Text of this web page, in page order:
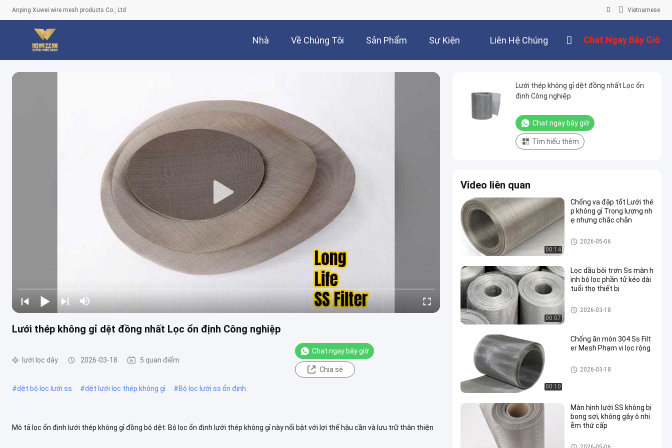
Anping Xuwei wire mesh products Co., Ltd Vietnamese
Nhà Về Chúng Tôi Sản Phẩm Sự Kiện Liên Hệ Chúng
Tôi
Chat Ngay Bây Giờ
Lưới thép không gỉ dệt đồng nhất Lọc ổn định Công nghiệp
lưới lọc dây 2026-03-18 5 quan điểm
Chat ngay bây giờ
Chia sẻ
#dệt bộ lọc lưới ss #dệt lưới lọc thép không gỉ #Bộ lọc lưới ss ổn định
Mô tả lọc ổn định lưới thép không gỉ đồng bộ dệt: Bộ lọc ổn định lưới thép không gỉ này nổi bật với lợi thế hậu cần và lưu trữ thân thiện
Lưới thép không gỉ dệt đồng nhất Lọc ổn
định Công nghiệp
Chat ngay bây giờ
Tìm hiểu thêm
Video liên quan
00:14
Chống va đập tốt Lưới thé
p không gỉ Trọng lượng nh
ẹ nhưng chắc chắn
lưới lọc dây
2026-05-06
00:07
Lọc dầu bôi trơn Ss màn h
ình bộ lọc phần tử kéo dài
tuổi thọ thiết bị
lưới lọc dây
2026-03-18
00:10
Chống ăn mòn 304 Ss Filt
er Mesh Phạm vi lọc rộng
lưới lọc dây
2026-03-18
Màn hình lưới SS không bị
bong sợi, không gây ô nhi
ễm thứ cấp
lưới lọc dây